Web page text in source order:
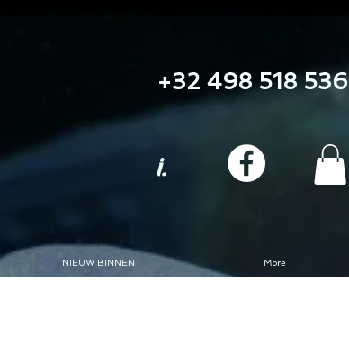
+32 498 518 536
i.
NIEUW BINNEN More